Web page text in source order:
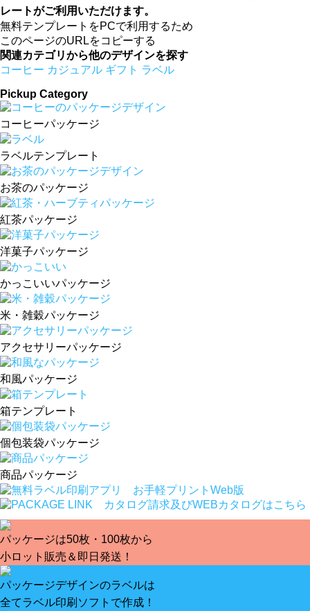
レートがご利用いただけます。
無料テンプレートをPCで利用するため
このページのURLをコピーする
関連カテゴリから他のデザインを探す
コーヒー カジュアル ギフト ラベル
Pickup Category
コーヒーパッケージ
ラベルテンプレート
お茶のパッケージ
紅茶パッケージ
洋菓子パッケージ
かっこいいパッケージ
米・雑穀パッケージ
アクセサリーパッケージ
和風パッケージ
箱テンプレート
個包装袋パッケージ
商品パッケージ
パッケージは50枚・100枚から
小ロット販売＆即日発送！
パッケージデザインのラベルは
全てラベル印刷ソフトで作成！